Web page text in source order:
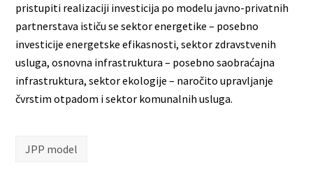
pristupiti realizaciji investicija po modelu javno-privatnih
partnerstava ističu se sektor energetike – posebno
investicije energetske efikasnosti, sektor zdravstvenih
usluga, osnovna infrastruktura – posebno saobraćajna
infrastruktura, sektor ekologije – naročito upravljanje
čvrstim otpadom i sektor komunalnih usluga.
JPP model